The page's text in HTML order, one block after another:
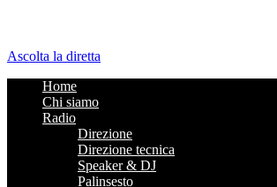
Ascolta la diretta
Home
Chi siamo
Radio
Direzione
Direzione tecnica
Speaker & DJ
Palinsesto